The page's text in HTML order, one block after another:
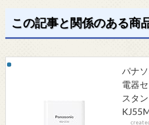
この記事と関係のある商
パナ
電器
スタ